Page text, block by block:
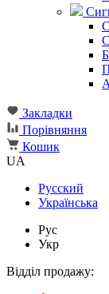
Закладки
Порівняння
Кошик
UA
Русский
Українська
Рус
Укр
Відділ продажу: